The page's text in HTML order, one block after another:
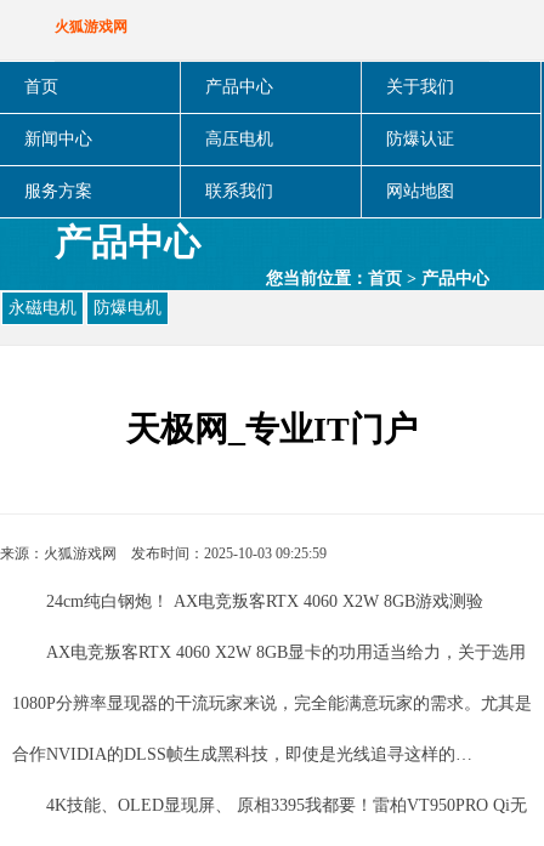
火狐游戏网
首页 产品中心 关于我们
新闻中心 高压电机 防爆认证
服务方案 联系我们 网站地图
产品中心
您当前位置：首页 > 产品中心
永磁电机
防爆电机
天极网_专业IT门户
来源： 火狐游戏网 发布时间：2025-10-03 09:25:59
24cm纯白钢炮！ AX电竞叛客RTX 4060 X2W 8GB游戏测验
AX电竞叛客RTX 4060 X2W 8GB显卡的功用适当给力，关于选用
1080P分辨率显现器的干流玩家来说，完全能满意玩家的需求。尤其是
合作NVIDIA的DLSS帧生成黑科技，即使是光线追寻这样的…
4K技能、OLED显现屏、 原相3395我都要！雷柏VT950PRO Qi无